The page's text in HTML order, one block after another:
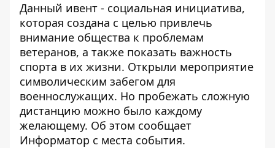
Данный ивент - социальная инициатива,
которая создана с целью привлечь
внимание общества к проблемам
ветеранов, а также показать важность
спорта в их жизни. Открыли мероприятие
символическим забегом для
военнослужащих. Но пробежать сложную
дистанцию можно было каждому
желающему. Об этом сообщает
Информатор с места события.